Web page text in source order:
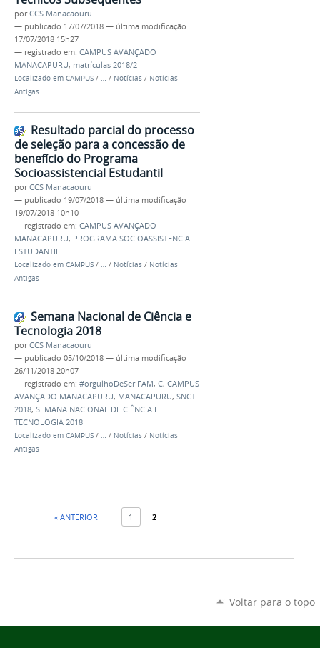
porCCS Manacaouru
— publicado 17/07/2018 — última modificação
17/07/2018 15h27
— registrado em: CAMPUS AVANÇADO
MANACAPURU, matrículas 2018/2
Localizado em CAMPUS / … / Notícias / Notícias
Antigas
Resultado parcial do processo
de seleção para a concessão de
benefício do Programa
Socioassistencial Estudantil
porCCS Manacaouru
— publicado 19/07/2018 — última modificação
19/07/2018 10h10
— registrado em: CAMPUS AVANÇADO
MANACAPURU, PROGRAMA SOCIOASSISTENCIAL
ESTUDANTIL
Localizado em CAMPUS / … / Notícias / Notícias
Antigas
Semana Nacional de Ciência e
Tecnologia 2018
porCCS Manacaouru
— publicado 05/10/2018 — última modificação
26/11/2018 20h07
— registrado em: #orgulhoDeSerIFAM, C, CAMPUS
AVANÇADO MANACAPURU, MANACAPURU, SNCT
2018, SEMANA NACIONAL DE CIÊNCIA E
TECNOLOGIA 2018
Localizado em CAMPUS / … / Notícias / Notícias
Antigas
« ANTERIOR 1 2
Voltar para o topo